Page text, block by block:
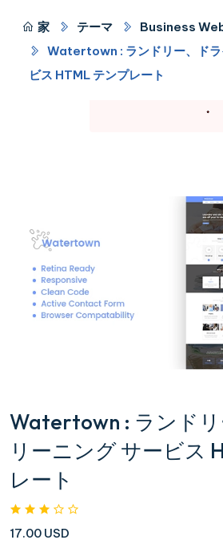
家 テーマ
Business
Watertown : ランドリー、ドラ
ビス HTML テンプレート
Watertown : ランド
リーニング サービス
レート
17.00 USD